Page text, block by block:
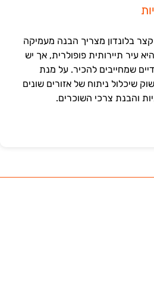
בלונדון מצריך הבנה מעמיקה
עיר תיירותית פופולרית, אך יש
שמחייבים להכיר. על מנת
שיכלול ניתוח של אזורים שונים
והבנת צרכי השוכרים.